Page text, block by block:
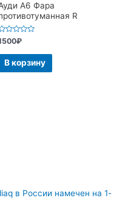
в России намечен на 1-
А6 Фара
R
0
₽
В корзину